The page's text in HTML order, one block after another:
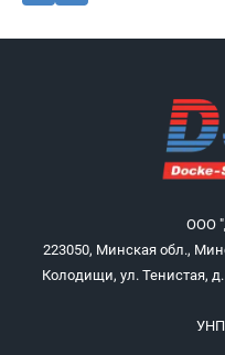
ООО
223050, Минская обл.,
Колодищи, ул. Тенистая,
УНП